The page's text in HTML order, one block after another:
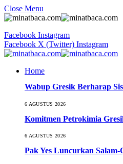
Close Menu
Facebook Instagram
Facebook X (Twitter) Instagram
Home
Wabup Gresik Berharap
6 AGUSTUS 2026
Komitmen Petrokimia
6 AGUSTUS 2026
Pak Yes Luncurkan